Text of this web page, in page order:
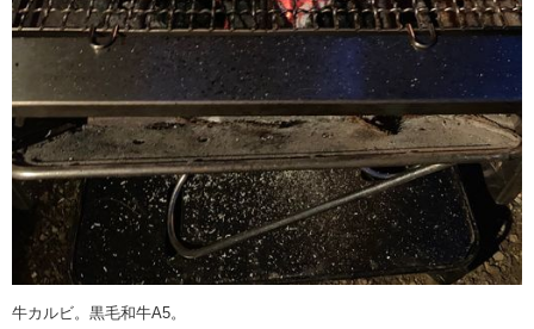
牛カルビ。黒毛和牛A5。